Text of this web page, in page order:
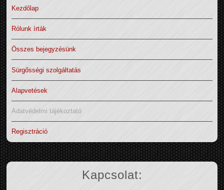
Kezdőlap
Rólunk írták
Összes bejegyzésünk
Sürgősségi szolgáltatás
Alapvetések
Adatvédelmi tájékoztató
Regisztráció
Kapcsolat: